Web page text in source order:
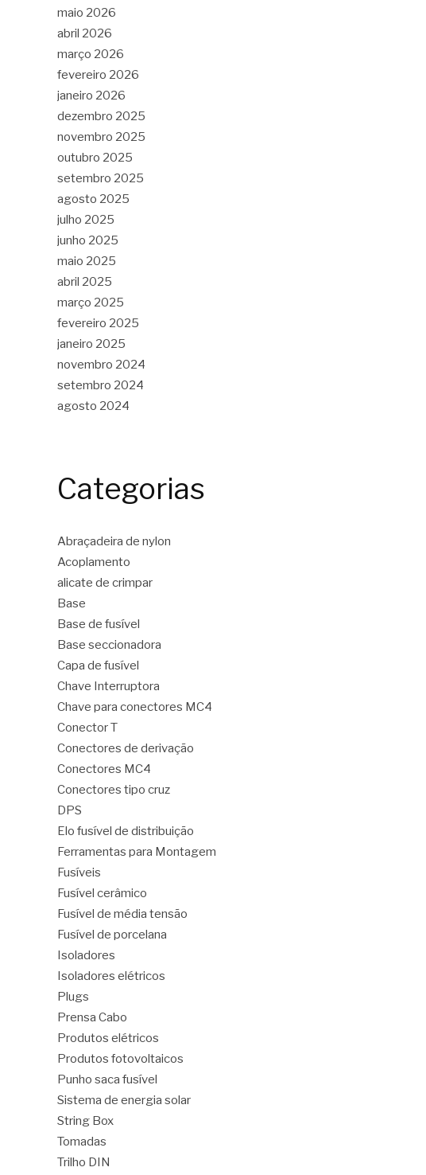
maio 2026
abril 2026
março 2026
fevereiro 2026
janeiro 2026
dezembro 2025
novembro 2025
outubro 2025
setembro 2025
agosto 2025
julho 2025
junho 2025
maio 2025
abril 2025
março 2025
fevereiro 2025
janeiro 2025
novembro 2024
setembro 2024
agosto 2024
Categorias
Abraçadeira de nylon
Acoplamento
alicate de crimpar
Base
Base de fusível
Base seccionadora
Capa de fusível
Chave Interruptora
Chave para conectores MC4
Conector T
Conectores de derivação
Conectores MC4
Conectores tipo cruz
DPS
Elo fusível de distribuição
Ferramentas para Montagem
Fusíveis
Fusível cerâmico
Fusível de média tensão
Fusível de porcelana
Isoladores
Isoladores elétricos
Plugs
Prensa Cabo
Produtos elétricos
Produtos fotovoltaicos
Punho saca fusível
Sistema de energia solar
String Box
Tomadas
Trilho DIN